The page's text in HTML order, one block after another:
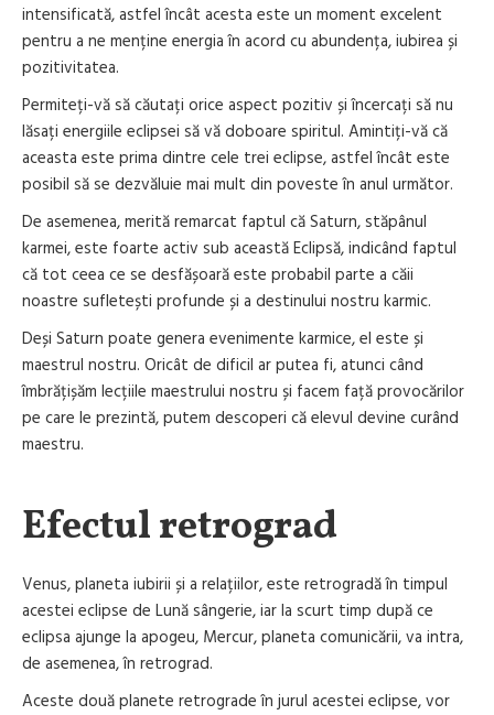
intensificată, astfel încât acesta este un moment excelent
pentru a ne menține energia în acord cu abundența, iubirea și
pozitivitatea.
Permiteți-vă să căutați orice aspect pozitiv și încercați să nu
lăsați energiile eclipsei să vă doboare spiritul. Amintiți-vă că
aceasta este prima dintre cele trei eclipse, astfel încât este
posibil să se dezvăluie mai mult din poveste în anul următor.
De asemenea, merită remarcat faptul că Saturn, stăpânul
karmei, este foarte activ sub această Eclipsă, indicând faptul
că tot ceea ce se desfășoară este probabil parte a căii
noastre sufletești profunde și a destinului nostru karmic.
Deși Saturn poate genera evenimente karmice, el este și
maestrul nostru. Oricât de dificil ar putea fi, atunci când
îmbrățișăm lecțiile maestrului nostru și facem față provocărilor
pe care le prezintă, putem descoperi că elevul devine curând
maestru.
Efectul retrograd
Venus, planeta iubirii și a relațiilor, este retrogradă în timpul
acestei eclipse de Lună sângerie, iar la scurt timp după ce
eclipsa ajunge la apogeu, Mercur, planeta comunicării, va intra,
de asemenea, în retrograd.
Aceste două planete retrograde în jurul acestei eclipse, vor